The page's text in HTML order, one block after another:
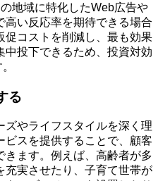
地域に特化したWeb広告や
高い反応率を期待できる場合
促コストを削減し、最も効果
中投下できるため、投資対効
る
やライフスタイルを深く理
スを提供することで、顧客
ます。例えば、高齢者が多
充実させたり、子育て世帯が